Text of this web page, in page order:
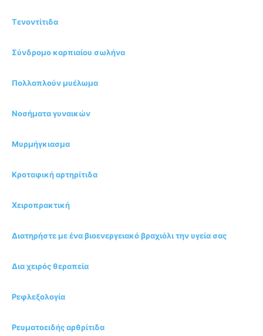
Τενοντίτιδα
Σύνδρομο καρπιαίου σωλήνα
Πολλαπλούν μυέλωμα
Νοσήματα γυναικών
Μυρμήγκιασμα
Kροταφική αρτηρίτιδα
Χειροπρακτική
Διατηρήστε με ένα βιοενεργειακό βραχιόλι την υγεία σας
Δια χειρός θεραπεία
Ρεφλεξολογία
Ρευματοειδής αρθρίτιδα